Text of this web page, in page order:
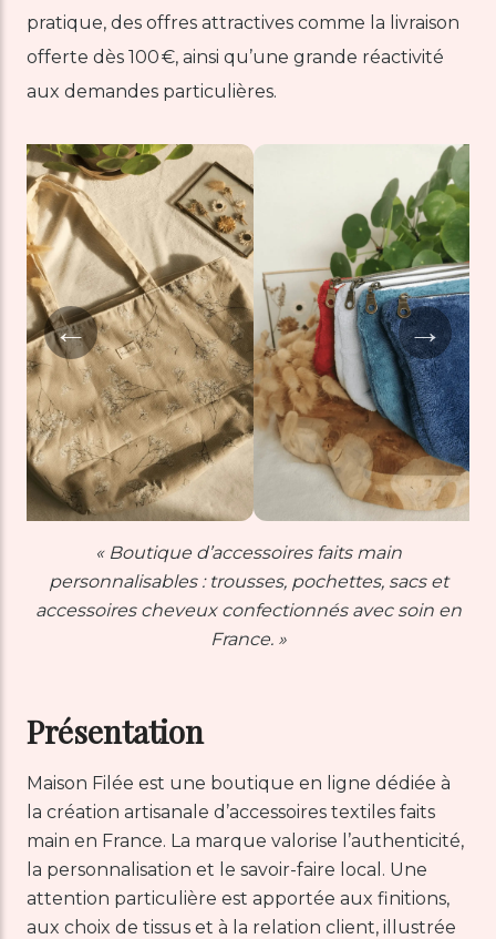
pratique, des offres attractives comme la livraison
offerte dès 100 €, ainsi qu’une grande réactivité
aux demandes particulières.
← →
« Boutique d’accessoires faits main
personnalisables : trousses, pochettes, sacs et
accessoires cheveux confectionnés avec soin en
France. »
Présentation
Maison Filée est une boutique en ligne dédiée à
la création artisanale d’accessoires textiles faits
main en France. La marque valorise l’authenticité,
la personnalisation et le savoir-faire local. Une
attention particulière est apportée aux finitions,
aux choix de tissus et à la relation client, illustrée